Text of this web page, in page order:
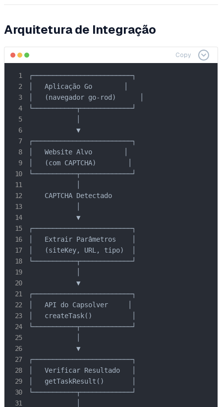
Arquitetura de Integração
Copy
┌─────────────────────────┐
│   Aplicação Go        │
│   (navegador go-rod)      │
└───────────┬─────────────┘
            ▼
┌─────────────────────────┐
│   Website Alvo        │
│   (com CAPTCHA)        │
└───────────┬─────────────┘
    CAPTCHA Detectado
            ▼
┌─────────────────────────┐
│   Extrair Parâmetros    │
│   (siteKey, URL, tipo)  │
└───────────┬─────────────┘
            ▼
┌─────────────────────────┐
│   API do Capsolver     │
│   createTask()          │
└───────────┬─────────────┘
            ▼
┌─────────────────────────┐
│   Verificar Resultado   │
│   getTaskResult()       │
└───────────┬─────────────┘